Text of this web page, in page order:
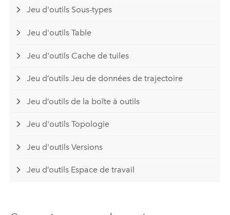
Jeu d'outils Sous-types
Jeu d'outils Table
Jeu d'outils Cache de tuiles
Jeu d’outils Jeu de données de trajectoire
Jeu d’outils de la boîte à outils
Jeu d'outils Topologie
Jeu d'outils Versions
Jeu d’outils Espace de travail